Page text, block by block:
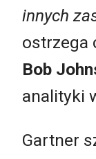
innych
ostrzega
Bob
analityki
Gartner